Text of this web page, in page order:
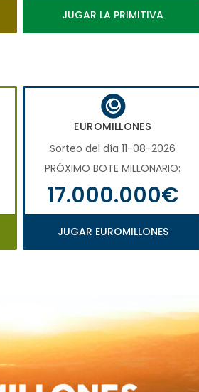
JUGAR LA PRIMITIVA
EUROMILLONES
Sorteo del día 11-08-2026
PRÓXIMO BOTE MILLONARIO:
17.000.000€
JUGAR EUROMILLONES